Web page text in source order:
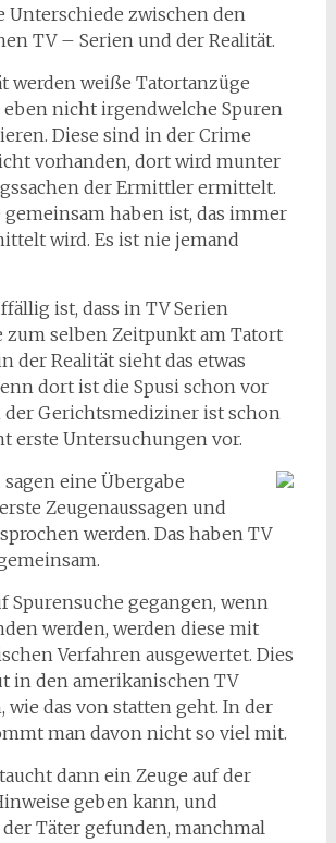
Unterschiede zwischen den
TV – Serien und der Realität.
werden weiße Tatortanzüge
nicht irgendwelche Spuren
Diese sind in der Crime
vorhanden, dort wird munter
der Ermittler ermittelt.
gemeinsam haben ist, das immer
wird. Es ist nie jemand
ist, dass in TV Serien
zum selben Zeitpunkt am Tatort
der Realität sieht das etwas
dort ist die Spusi schon vor
der Gerichtsmediziner ist schon
erste Untersuchungen vor.
sagen eine Übergabe
Zeugenaussagen und
werden. Das haben TV
Spurensuche gegangen, wenn
werden, werden diese mit
Verfahren ausgewertet. Dies
in den amerikanischen TV
wie das von statten geht. In der
man davon nicht so viel mit.
dann ein Zeuge auf der
geben kann, und
Täter gefunden, manchmal